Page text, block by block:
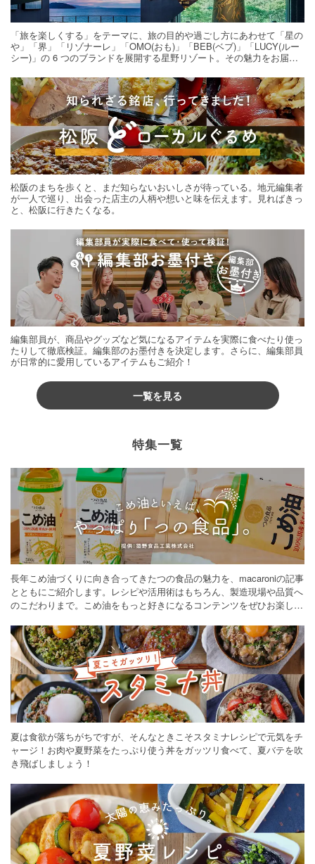
「旅を楽しくする」をテーマに、旅の目的や過ごし方にあわせて「星の
や」「界」「リゾナーレ」「OMO(おも)」「BEB(ベブ)」「LUCY(ルー
シー)」の 6 つのブランドを展開する星野リゾート。その魅力をお届け
松阪のまちを歩くと、まだ知らないおいしさが待っている。地元編集者
が一人で巡り、出会った店主の人柄や想いと味を伝えます。見ればきっ
と、松阪に行きたくなる。
編集部員が、商品やグッズなど気になるアイテムを実際に食べたり使っ
たりして徹底検証。編集部のお墨付きを決定します。さらに、編集部員
が日常的に愛用しているアイテムもご紹介！
一覧を見る
特集一覧
長年こめ油づくりに向き合ってきたつの食品の魅力を、macaroniの記事
とともにご紹介します。レシピや活用術はもちろん、製造現場や品質へ
のこだわりまで。こめ油をもっと好きになるコンテンツをぜひお楽しみ
夏は食欲が落ちがちですが、そんなときこそスタミナレシピで元気をチ
ャージ！お肉や夏野菜をたっぷり使う丼をガッツリ食べて、夏バテを吹
き飛ばしましょう！